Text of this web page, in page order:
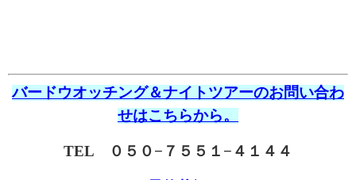
バードウオッチング＆ナイトツアーのお問い合わ
せはこちらから。
TEL ０５０−７５５１−４１４４